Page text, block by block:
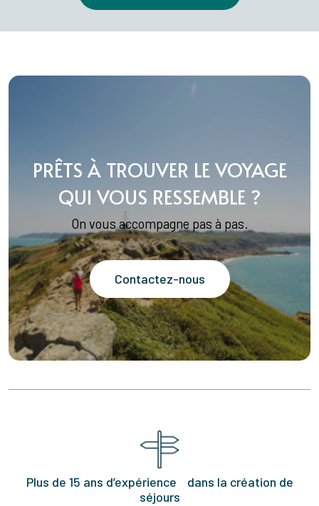
PRÊTS À TROUVER LE VOYAGE
QUI VOUS RESSEMBLE ?
On vous accompagne pas à pas.
Contactez-nous
Plus de 15 ans d’expérience dans la création de
séjours